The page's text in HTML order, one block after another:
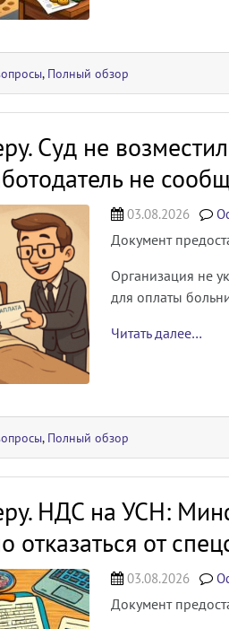
, Полный обзор
Суд не
не
03.08.2026
Документ
Организация не
для оплаты
Читать далее…
, Полный обзор
НДС на УСН:
отказаться от
03.08.2026
Документ